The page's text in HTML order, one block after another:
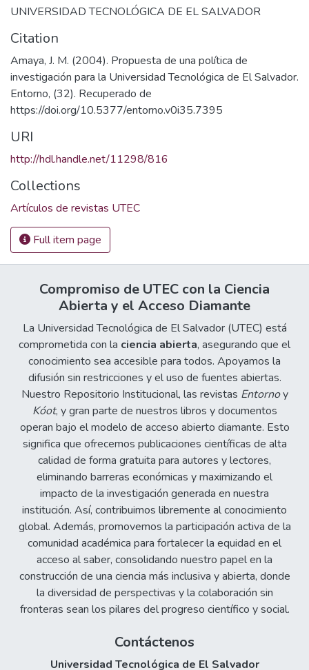
UNIVERSIDAD TECNOLÓGICA DE EL SALVADOR
Citation
Amaya, J. M. (2004). Propuesta de una política de
investigación para la Universidad Tecnológica de El Salvador.
Entorno, (32). Recuperado de
https://doi.org/10.5377/entorno.v0i35.7395
URI
http://hdl.handle.net/11298/816
Collections
Artículos de revistas UTEC
Full item page
Compromiso de UTEC con la Ciencia
Abierta y el Acceso Diamante
La Universidad Tecnológica de El Salvador (UTEC) está
comprometida con la ciencia abierta, asegurando que el
conocimiento sea accesible para todos. Apoyamos la
difusión sin restricciones y el uso de fuentes abiertas.
Nuestro Repositorio Institucional, las revistas Entornoy
Kóot, y gran parte de nuestros libros y documentos
operan bajo el modelo de acceso abierto diamante. Esto
significa que ofrecemos publicaciones científicas de alta
calidad de forma gratuita para autores y lectores,
eliminando barreras económicas y maximizando el
impacto de la investigación generada en nuestra
institución. Así, contribuimos libremente al conocimiento
global. Además, promovemos la participación activa de la
comunidad académica para fortalecer la equidad en el
acceso al saber, consolidando nuestro papel en la
construcción de una ciencia más inclusiva y abierta, donde
la diversidad de perspectivas y la colaboración sin
fronteras sean los pilares del progreso científico y social.
Contáctenos
Universidad Tecnológica de El Salvador